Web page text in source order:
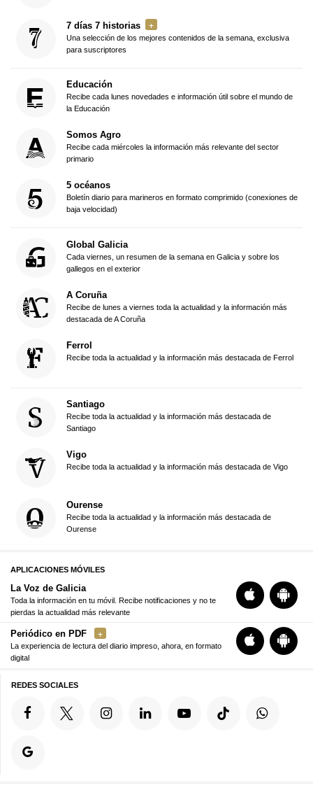
7 días 7 historias
Una selección de los mejores contenidos de la semana, exclusiva
para suscriptores
Educación
Recibe cada lunes novedades e información útil sobre el mundo de
la Educación
Somos Agro
Recibe cada miércoles la información más relevante del sector
primario
5 océanos
Boletín diario para marineros en formato comprimido (conexiones de
baja velocidad)
Global Galicia
Cada viernes, un resumen de la semana en Galicia y sobre los
gallegos en el exterior
A Coruña
Recibe de lunes a viernes toda la actualidad y la información más
destacada de A Coruña
Ferrol
Recibe toda la actualidad y la información más destacada de Ferrol
Santiago
Recibe toda la actualidad y la información más destacada de
Santiago
Vigo
Recibe toda la actualidad y la información más destacada de Vigo
Ourense
Recibe toda la actualidad y la información más destacada de
Ourense
APLICACIONES MÓVILES
La Voz de Galicia
Toda la información en tu móvil. Recibe notificaciones y no te
pierdas la actualidad más relevante
Periódico en PDF
La experiencia de lectura del diario impreso, ahora, en formato
digital
REDES SOCIALES